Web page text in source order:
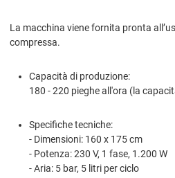
La macchina viene fornita pronta
compressa.
Capacità di produzione:
180 - 220 pieghe all'ora (la
Specifiche tecniche:
- Dimensioni: 160 x 175 cm
- Potenza: 230 V, 1 fase, 1.200 W
- Aria: 5 bar, 5 litri per ciclo